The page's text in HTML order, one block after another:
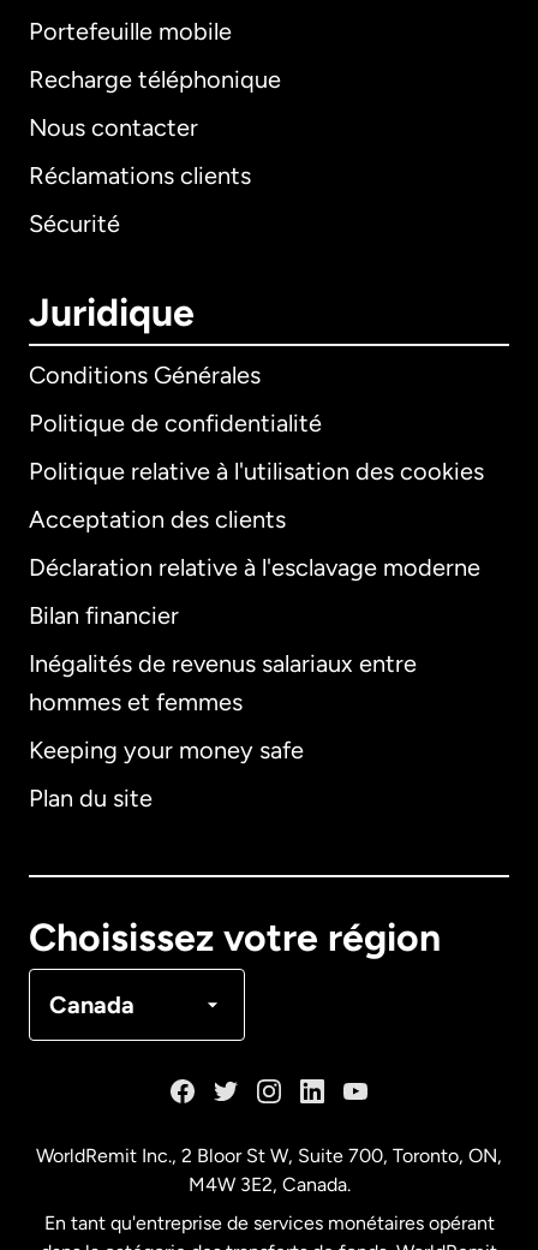
Portefeuille mobile
Recharge téléphonique
Nous contacter
Réclamations clients
Sécurité
Juridique
Conditions Générales
Politique de confidentialité
Politique relative à l'utilisation des cookies
Acceptation des clients
Déclaration relative à l'esclavage moderne
Bilan financier
Inégalités de revenus salariaux entre
hommes et femmes
Keeping your money safe
Plan du site
Choisissez votre région
Canada
International
Allemagne
Français
WorldRemit Inc., 2 Bloor St W, Suite 700, Toronto, ON,
M4W 3E2, Canada.
En tant qu'entreprise de services monétaires opérant